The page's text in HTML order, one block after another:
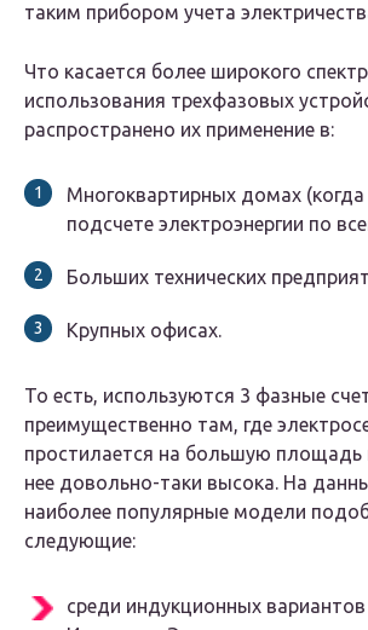
таким прибором учета
Что касается более широкого
использования трехфазовых
распространено их применение в:
Многоквартирных домах (когда
подсчете электроэнергии по
Больших технических
Крупных офисах.
То есть, используются 3 фазные
преимущественно там, где
простилается на большую площадь
нее довольно-таки высока. На
наиболее популярные модели
следующие:
среди индукционных